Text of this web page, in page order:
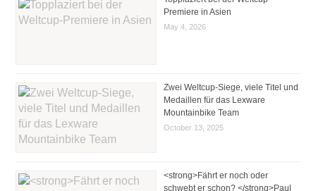
Premiere in Asien
May 4, 2026
Zwei Weltcup-Siege, viele Titel und
Medaillen für das Lexware
Mountainbike Team
October 13, 2025
<strong>Fährt er noch oder
schwebt er schon? </strong>Paul